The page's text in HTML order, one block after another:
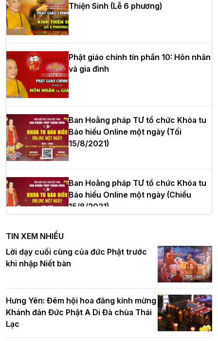
HT.Thích Thọ Lạc được suy cử làm tân
Trưởng BTS GHPGVN tỉnh Nghệ An
Hòa thượng Thích Quảng Tùng tái đắc
cử Trưởng BTS GHPGVN thành phố Hải
Phòng nhiệm kỳ 2026 – 2031
Thượng tọa Thích Tâm Chính được suy
cử tân Trưởng ban Trị sự GHPGVN tỉnh
Hà Nội: Tăng Ni Trường hạ Bồ Đề trang
nghiêm tác pháp Tiền an cư PL.2570 –
DL.2026
chúc mừng Phật đản BTS GHPGVN TP.
Hà Nội
Thiện Sinh (Lễ 6 phương)
Phật giáo chính tín phần 10: Hôn nhân
và gia đình
Ban Hoằng pháp TƯ tổ chức Khóa tu
Báo hiếu Online một ngày (Tối
15/8/2021)
Ban Hoằng pháp TƯ tổ chức Khóa tu
Báo hiếu Online một ngày (Chiều
15/8/2021)
Ban Hoằng pháp TƯ tổ chức Khóa tu
Báo hiếu Online một ngày (Sáng
15/8/2021)
Tinh thần yêu nước của Phật giáo
TIN XEM NHIỀU
Lời dạy cuối cùng của đức Phật trước
khi nhập Niết bàn
Hưng Yên: Đêm hội hoa đăng kính mừng
Khánh đản Đức Phật A Di Đà chùa Thái
Lạc